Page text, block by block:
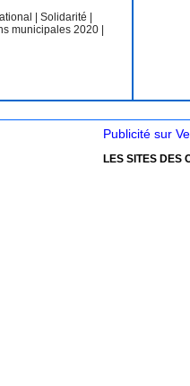
|Solidarité
municipales 2020
Publicité sur
LES SITES DES